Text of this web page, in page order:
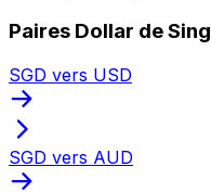
Paires Dollar de
SGD vers USD
SGD vers AUD